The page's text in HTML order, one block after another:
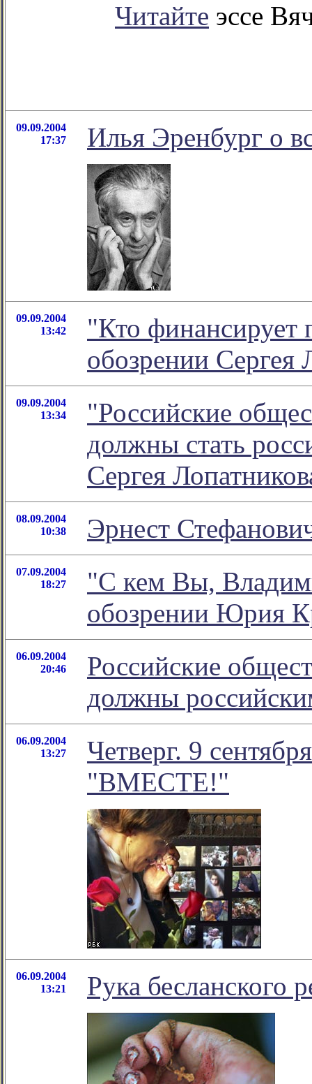
Читайте эссе
09.09.2004
17:37
Илья Эренбург о
09.09.2004
13:42
"Кто финансирует
обозрении Сергея
09.09.2004
13:34
"Российские
должны стать
Сергея
08.09.2004
10:38
Эрнест
07.09.2004
18:27
"С кем Вы,
обозрении Юрия
06.09.2004
20:46
Российские
должны
06.09.2004
13:27
Четверг. 9
"ВМЕСТЕ!"
06.09.2004
13:21
Рука бесланского